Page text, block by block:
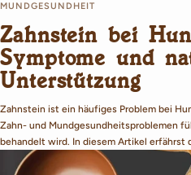
MUNDGESUNDHEIT
Zahnstein bei
Symptome und
Unterstützung
Zahnstein ist ein häufiges Problem bei
Zahn- und Mundgesundheitsproblemen
behandelt wird. In diesem Artikel erfährst